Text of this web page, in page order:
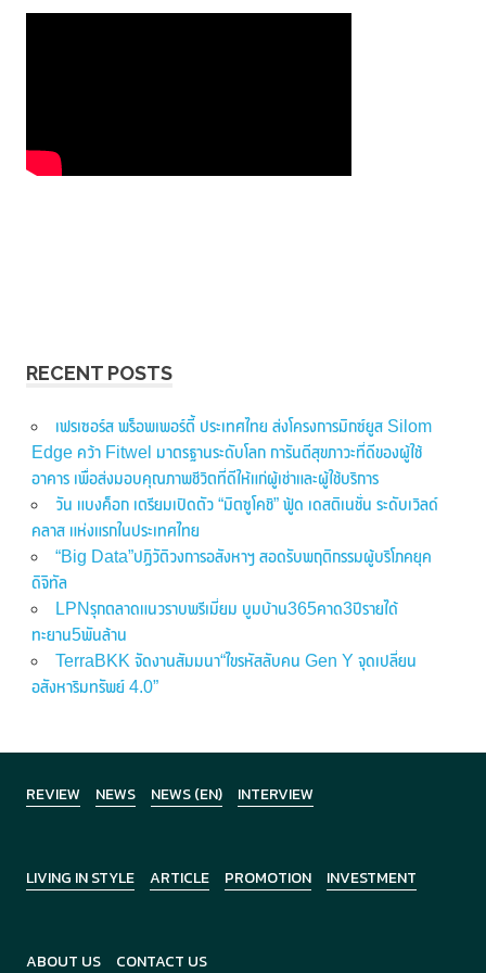
RECENT POSTS
เฟรเซอร์ส พร็อพเพอร์ตี้ ประเทศไทย ส่งโครงการมิกซ์ยูส Silom
Edge คว้า Fitwel มาตรฐานระดับโลก การันตีสุขภาวะที่ดีของผู้ใช้
อาคาร เพื่อส่งมอบคุณภาพชีวิตที่ดีให้แก่ผู้เช่าและผู้ใช้บริการ
วัน แบงค็อก เตรียมเปิดตัว “มิตซูโคชิ” ฟู้ด เดสติเนชั่น ระดับเวิลด์
คลาส แห่งแรกในประเทศไทย
“Big Data”ปฏิวัติวงการอสังหาฯ สอดรับพฤติกรรมผู้บริโภคยุค
ดิจิทัล
LPNรุกตลาดแนวราบพรีเมี่ยม บูมบ้าน365คาด3ปีรายได้
ทะยาน5พันล้าน
TerraBKK จัดงานสัมมนา“ไขรหัสลับคน Gen Y จุดเปลี่ยน
อสังหาริมทรัพย์ 4.0”
REVIEW NEWS NEWS (EN) INTERVIEW
LIVING IN STYLE ARTICLE PROMOTION INVESTMENT
ABOUT US CONTACT US